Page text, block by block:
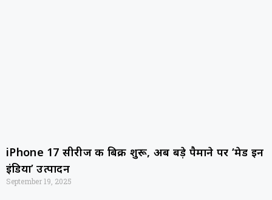
iPhone 17 सीरीज की बिक्री शुरू, अब बड़े पैमाने पर ‘मेड इन
इंडिया’ उत्पादन
September 19, 2025